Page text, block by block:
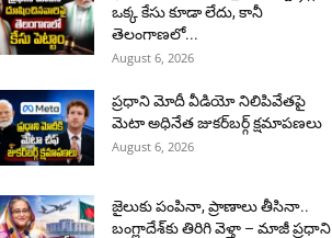
ఒక్క కేసు కూడా లేదు, కానీ
తెలంగాణలో...
August 6, 2026
ప్రధాని మోదీ వీడియో నిలిపివేతపై
మెటా అధినేత జుకర్‌బర్గ్‌ క్షమాపణలు
August 6, 2026
జైలుకు పంపినా, ప్రాణాలు తీసినా..
బంగ్లాదేశ్‌కు తిరిగి వెళ్తా – మాజీ ప్రధాని